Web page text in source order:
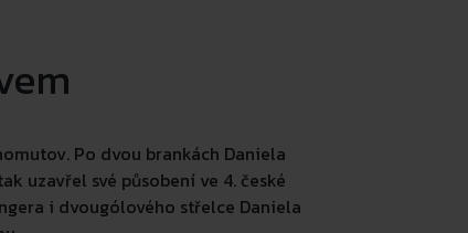
Po dvou brankách Daniela
uzavřel své působení ve 4. české
i dvougólového střelce Daniela